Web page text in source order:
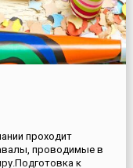
проходит
проводимые в
к